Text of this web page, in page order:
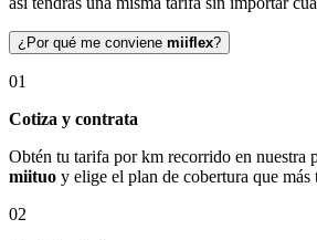
¿Por qué me conviene miiflex?
01
Cotiza y contrata
Obtén tu tarifa por km recorrido en nuestra
miituo y elige el plan de cobertura que más
02